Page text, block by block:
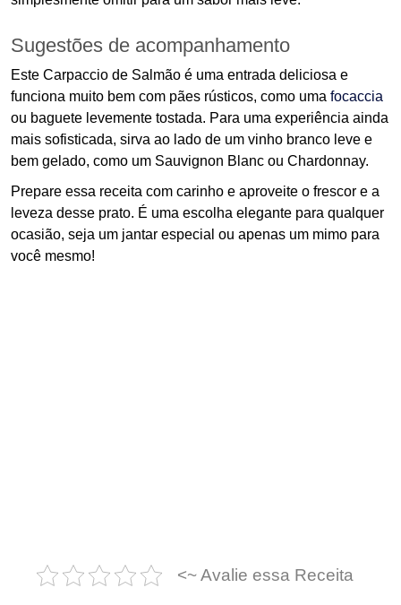
Sugestões de acompanhamento
Este Carpaccio de Salmão é uma entrada deliciosa e
funciona muito bem com pães rústicos, como uma focaccia
ou baguete levemente tostada. Para uma experiência ainda
mais sofisticada, sirva ao lado de um vinho branco leve e
bem gelado, como um Sauvignon Blanc ou Chardonnay.
Prepare essa receita com carinho e aproveite o frescor e a
leveza desse prato. É uma escolha elegante para qualquer
ocasião, seja um jantar especial ou apenas um mimo para
você mesmo!
<~ Avalie essa Receita